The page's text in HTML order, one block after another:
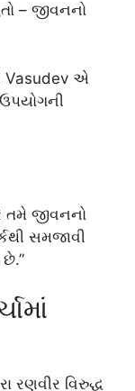
– જીવનનો
Vasudev એ
તમે જીવનનો
સમજાવી
રણવીર વિરુદ્ધ